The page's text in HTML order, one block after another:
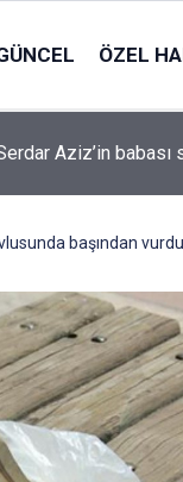
ÖZEL
Aziz’in babası
başından